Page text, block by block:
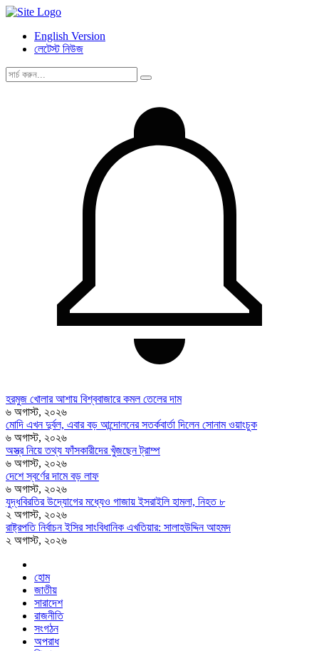
English Version
লেটেস্ট নিউজ
হরমুজ খোলার আশায় বিশ্ববাজারে কমল তেলের দাম
৬ অগাস্ট, ২০২৬
মোদি এখন দুর্বল, এবার বড় আন্দোলনের সতর্কবার্তা দিলেন সোনাম ওয়াংচুক
৬ অগাস্ট, ২০২৬
অস্ত্র নিয়ে তথ্য ফাঁসকারীদের খুঁজছেন ট্রাম্প
৬ অগাস্ট, ২০২৬
দেশে স্বর্ণের দামে বড় লাফ
৬ অগাস্ট, ২০২৬
যুদ্ধবিরতির উদ্যোগের মধ্যেও গাজায় ইসরাইলি হামলা, নিহত ৮
২ অগাস্ট, ২০২৬
রাষ্ট্রপতি নির্বাচন ইসির সাংবিধানিক এখতিয়ার: সালাহউদ্দিন আহমদ
২ অগাস্ট, ২০২৬
হোম
জাতীয়
সারাদেশ
রাজনীতি
সংগঠন
অপরাধ